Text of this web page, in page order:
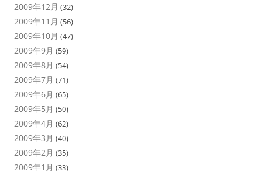
2009年12月 (32)
2009年11月 (56)
2009年10月 (47)
2009年9月 (59)
2009年8月 (54)
2009年7月 (71)
2009年6月 (65)
2009年5月 (50)
2009年4月 (62)
2009年3月 (40)
2009年2月 (35)
2009年1月 (33)